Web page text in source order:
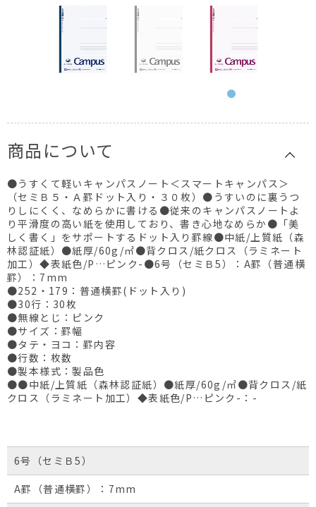
商品について
●うすくて軽いキャンパスノート＜スマートキャンパス＞
（セミＢ５・Ａ罫ドット入り・３０枚）●うすいのに裏うつ
りしにくく、なめらかに書ける●従来のキャンパスノートよ
り平滑度の高い紙を使用しており、書き心地なめらか●「美
しく書く」をサポートするドット入り罫線●中紙/上質紙（森
林認証紙）●紙厚/60g/㎡●背クロス/紙クロス（ラミネート
加工）◆表紙色/P…ピンク-●6号（セミＢ5）：A罫（普通横
罫）：7mm
●252・179：普通横罫(ドット入り)
●30行：30枚
●無線とじ：ピンク
●サイズ：罫幅
●タテ・ヨコ：罫内容
●行数：枚数
●製本様式：製品色
●●中紙/上質紙（森林認証紙）●紙厚/60g/㎡●背クロス/紙
クロス（ラミネート加工）◆表紙色/P…ピンク-：-
6号（セミＢ5）
A罫（普通横罫）：7mm